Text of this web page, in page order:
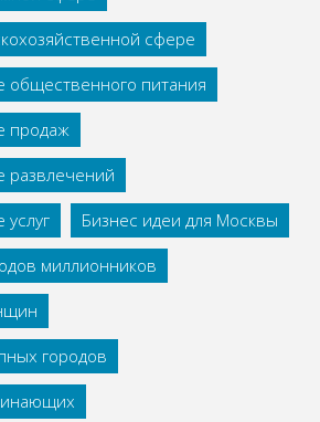
сфере
общественного питания
продаж
развлечений
Бизнес идеи для Москвы
миллионников
городов